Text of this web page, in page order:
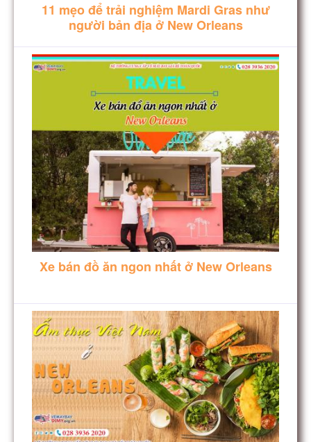
11 mẹo để trải nghiệm Mardi Gras như
người bản địa ở New Orleans
Xe bán đồ ăn ngon nhất ở New Orleans